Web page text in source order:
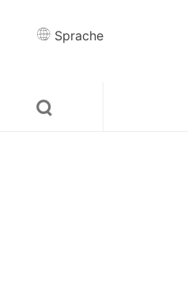
Sprache